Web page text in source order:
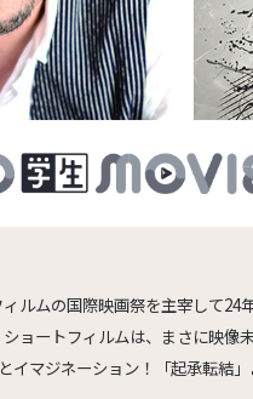
ルムの国際映画祭を主宰して24
ョートフィルムは、まさに映
イマジネーション！「起承転結